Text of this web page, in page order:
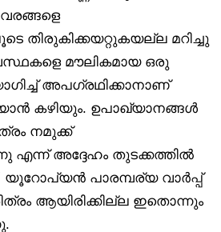
തിരുകിക്കയറ്റുകയല്ല മറിച്ചു
മൗലികമായ ഒരു
അപഗ്രഥിക്കാനാണ്
കഴിയും. ഉപാഖ്യാനങ്ങൾ
നമുക്ക്
എന്ന് അദ്ദേഹം തുടക്കത്തിൽ
പാരമ്പര്യ വാർപ്പ്
ആയിരിക്കില്ല ഇതൊന്നും